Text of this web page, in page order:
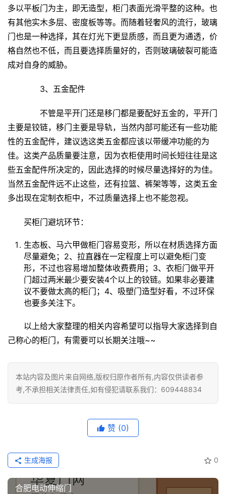
庭
院
大
门
铸
门
套
安
装
安
装
门
我
登录
多以平板门为主，即无造型，柜门表面光滑平整的这种。也
有其他实木多层、密度板等等。而随着轻奢风的流行，玻璃
门也是一种选择，其在灯光下更显质感，而且更为通透，价
格自然也不低，而且要选择质量好的，否则玻璃破裂可能造
成对自身的威胁。
3、五金配件
不管是平开门还是移门都是要配好五金的，平开门
主要是铰链，移门主要是导轨，当然内部可能还有一些功能
性的五金配件，建议选这类五金都应该以带缓冲功能的为
佳。这类产品质量要注意，因为衣柜使用时间长短往往是这
些五金配件所决定的，因此选择的时候尽量选择好的为佳。
当然五金配件远不止这些，还有拉篮、裤架等等，这类五金
多出现在定制衣柜中，不过质量选择上也不能忽视。
买柜门避坑环节：
生态板、马六甲做柜门容易变形，所以在材质选择方面
尽量避免；2、拉直器在一定程度上可以避免柜门变
形，不过也容易增加整体收费费用；3、衣柜门做平开
门超过两米最少要安装4个以上的铰链。如果非必要建
议不要做太高的柜门；4、吸塑门造型好看，不过环保
也要多关注下。
以上给大家整理的相关内容希望可以指导大家选择到自
己称心的柜门，有需要可以长期关注哦~~
本站内容及图片来自网络,版权归原作者所有,内容仅供读者参
考,不承担相关法律责任,如有侵犯请联系我们：609448834
赞 (0)
0
生成海报
合肥电动伸缩门